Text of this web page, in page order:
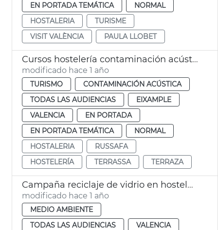
EN PORTADA TEMÁTICA
NORMAL
HOSTALERIA
TURISME
VISIT VALÈNCIA
PAULA LLOBET
Cursos hostelería contaminación acústica
modificado hace 1 año
TURISMO
CONTAMINACIÓN ACÚSTICA
TODAS LAS AUDIENCIAS
EIXAMPLE
VALENCIA
EN PORTADA
EN PORTADA TEMÁTICA
NORMAL
HOSTALERIA
RUSSAFA
HOSTELERÍA
TERRASSA TERRAZA
Campaña reciclaje de vidrio en hostelería
modificado hace 1 año
MEDIO AMBIENTE
TODAS LAS AUDIENCIAS
VALENCIA